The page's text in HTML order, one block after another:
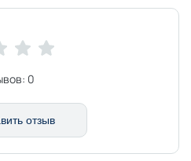
0
отзыв